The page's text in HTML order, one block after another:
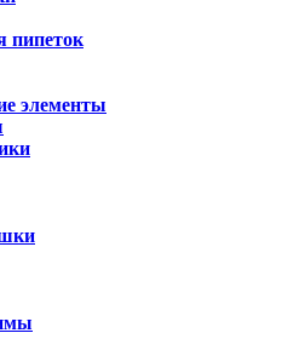
пипеток
элементы